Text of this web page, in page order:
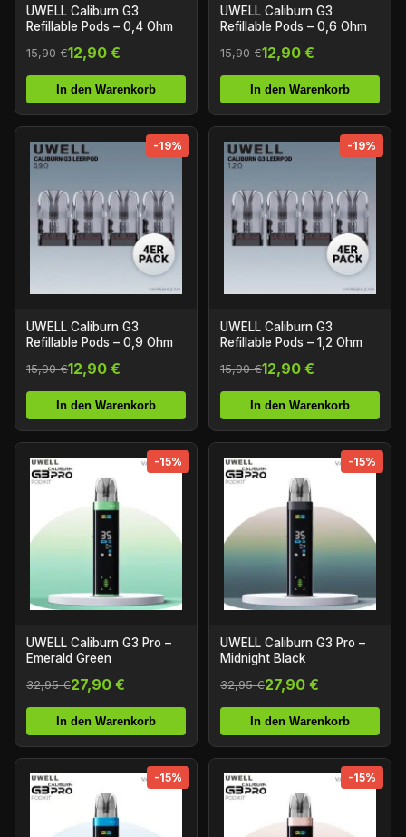
UWELL Caliburn G3
Refillable Pods – 0,4 Ohm
15,90 €12,90 €
In den Warenkorb
UWELL Caliburn G3
Refillable Pods – 0,6 Ohm
15,90 €12,90 €
In den Warenkorb
-19%
UWELL Caliburn G3
Refillable Pods – 0,9 Ohm
15,90 €12,90 €
In den Warenkorb
-19%
UWELL Caliburn G3
Refillable Pods – 1,2 Ohm
15,90 €12,90 €
In den Warenkorb
-15%
UWELL Caliburn G3 Pro –
Emerald Green
32,95 €27,90 €
In den Warenkorb
-15%
UWELL Caliburn G3 Pro –
Midnight Black
32,95 €27,90 €
In den Warenkorb
-15% -15%